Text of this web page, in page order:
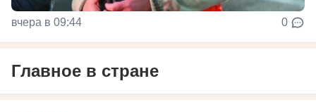
вчера в 09:44 0
Главное в стране